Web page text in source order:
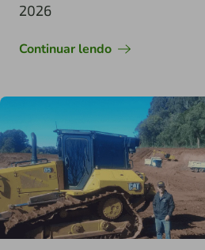
2026
Continuar lendo